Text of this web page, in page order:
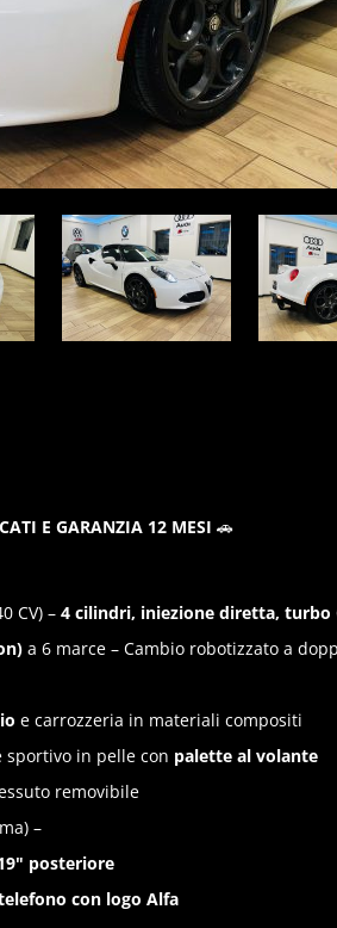
E GARANZIA 12 MESI 🚗
CV) – 4 cilindri, iniezione diretta, turbo
a 6 marce – Cambio robotizzato a
e carrozzeria in materiali compositi
sportivo in pelle con palette al volante
removibile
–
posteriore
con logo Alfa